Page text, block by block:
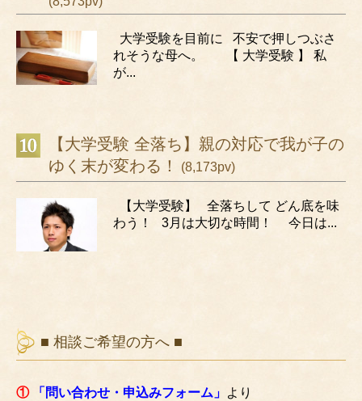
大学受験を目前に 不安で押しつぶさ
れそうな母へ。 【 大学受験 】 私
が...
【大学受験 全落ち】親の対応で我が子の
ゆく末が変わる！
(8,173pv)
【大学受験】 全落ちして どん底を味
わう！ 3月は大切な時間！ 今日は...
■ 相談ご希望の方へ ■
① 「問い合わせ・申込みフォーム」 より